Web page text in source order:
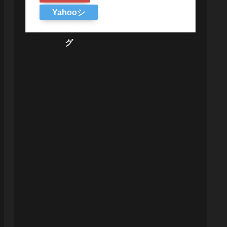
Yahooシ
グ